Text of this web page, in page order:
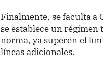
Finalmente, se faculta a
se establece un
norma, ya superen el
líneas adicionales.